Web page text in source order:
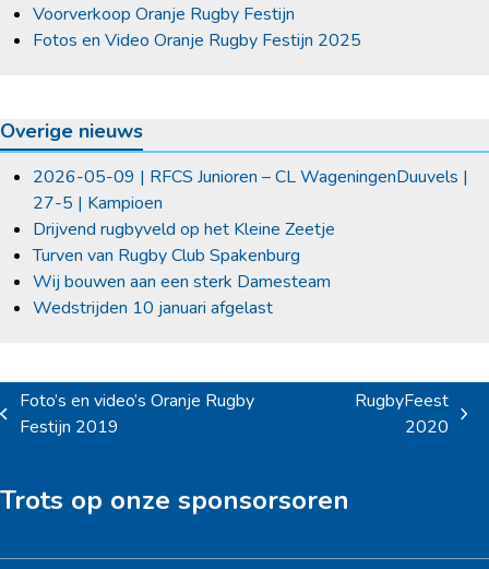
Voorverkoop Oranje Rugby Festijn
Fotos en Video Oranje Rugby Festijn 2025
Overige nieuws
2026-05-09 | RFCS Junioren – CL WageningenDuuvels |
27-5 | Kampioen
Drijvend rugbyveld op het Kleine Zeetje
Turven van Rugby Club Spakenburg
Wij bouwen aan een sterk Damesteam
Wedstrijden 10 januari afgelast
previous
Foto’s en video’s Oranje Rugby
Festijn 2019
RugbyFeest
2020
Trots op onze sponsorsoren